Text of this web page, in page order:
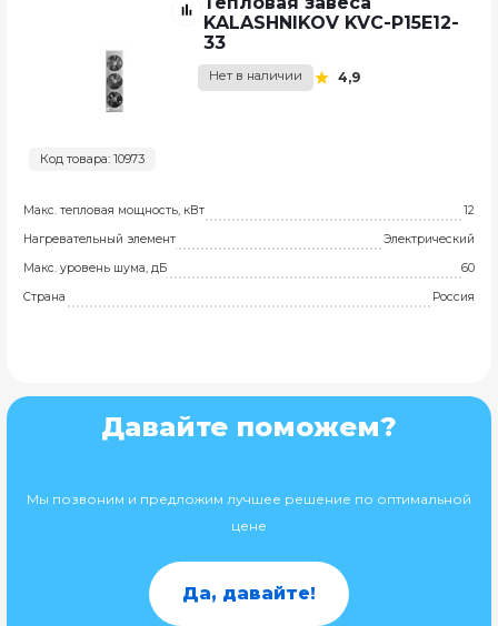
Код товара: 10973
KALASHNIKOV KVC-P15E12-
33
Нет в наличии 4,9
Макс. тепловая мощность, кВт
12
Нагревательный элемент
Электрический
Макс. уровень шума, дБ
60
Страна
Россия
Давайте поможем?
Мы позвоним и предложим лучшее решение по оптимальной
цене
Да, давайте!